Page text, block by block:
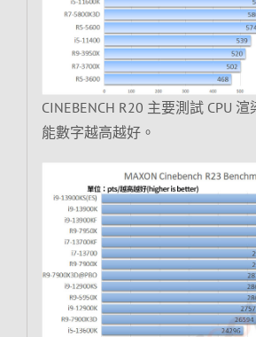
CINEBENCH R20 主要測試 CPU
能數字越高越好。